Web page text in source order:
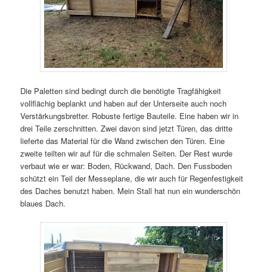
Die Paletten sind bedingt durch die benötigte Tragfähigkeit
vollflächig beplankt und haben auf der Unterseite auch noch
Verstärkungsbretter. Robuste fertige Bauteile. Eine haben wir in
drei Teile zerschnitten. Zwei davon sind jetzt Türen, das dritte
lieferte das Material für die Wand zwischen den Türen. Eine
zweite teilten wir auf für die schmalen Seiten. Der Rest wurde
verbaut wie er war: Boden, Rückwand, Dach. Den Fussboden
schützt ein Teil der Messeplane, die wir auch für Regenfestigkeit
des Daches benutzt haben. Mein Stall hat nun ein wunderschön
blaues Dach.